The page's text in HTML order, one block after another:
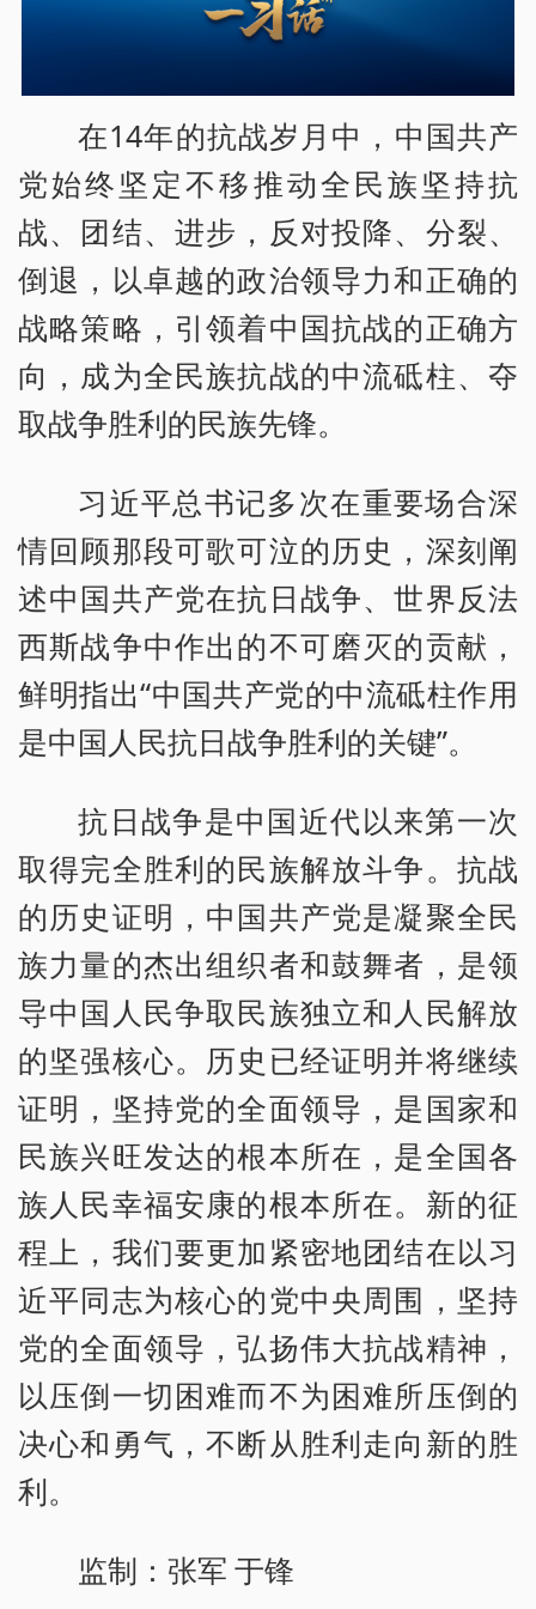
在14年的抗战岁月中，中国共产
党始终坚定不移推动全民族坚持抗
战、团结、进步，反对投降、分裂、
倒退，以卓越的政治领导力和正确的
战略策略，引领着中国抗战的正确方
向，成为全民族抗战的中流砥柱、夺
取战争胜利的民族先锋。
习近平总书记多次在重要场合深
情回顾那段可歌可泣的历史，深刻阐
述中国共产党在抗日战争、世界反法
西斯战争中作出的不可磨灭的贡献，
鲜明指出“中国共产党的中流砥柱作用
是中国人民抗日战争胜利的关键”。
抗日战争是中国近代以来第一次
取得完全胜利的民族解放斗争。抗战
的历史证明，中国共产党是凝聚全民
族力量的杰出组织者和鼓舞者，是领
导中国人民争取民族独立和人民解放
的坚强核心。历史已经证明并将继续
证明，坚持党的全面领导，是国家和
民族兴旺发达的根本所在，是全国各
族人民幸福安康的根本所在。新的征
程上，我们要更加紧密地团结在以习
近平同志为核心的党中央周围，坚持
党的全面领导，弘扬伟大抗战精神，
以压倒一切困难而不为困难所压倒的
决心和勇气，不断从胜利走向新的胜
利。
监制：张军 于锋